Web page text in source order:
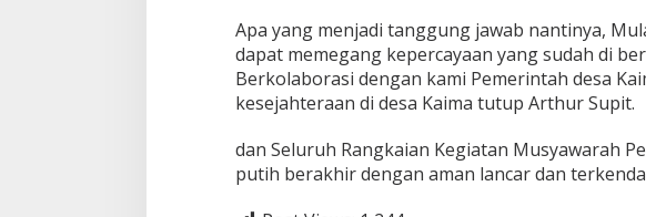
Apa yang menjadi tanggung jawab nantinya,
dapat memegang kepercayaan yang sudah di
Berkolaborasi dengan kami Pemerintah desa
kesejahteraan di desa Kaima tutup Arthur Supit.
dan Seluruh Rangkaian Kegiatan Musyawarah
putih berakhir dengan aman lancar dan